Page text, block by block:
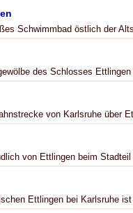
Schwimmbad östlich der
des Schlosses
von Karlsruhe über
von Ettlingen beim
Ettlingen bei Karlsruhe